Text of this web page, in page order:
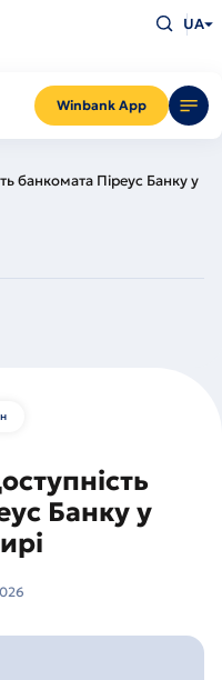
Winbank App
що
Enter
UA
банкомата Піреус Банку у
Банку у